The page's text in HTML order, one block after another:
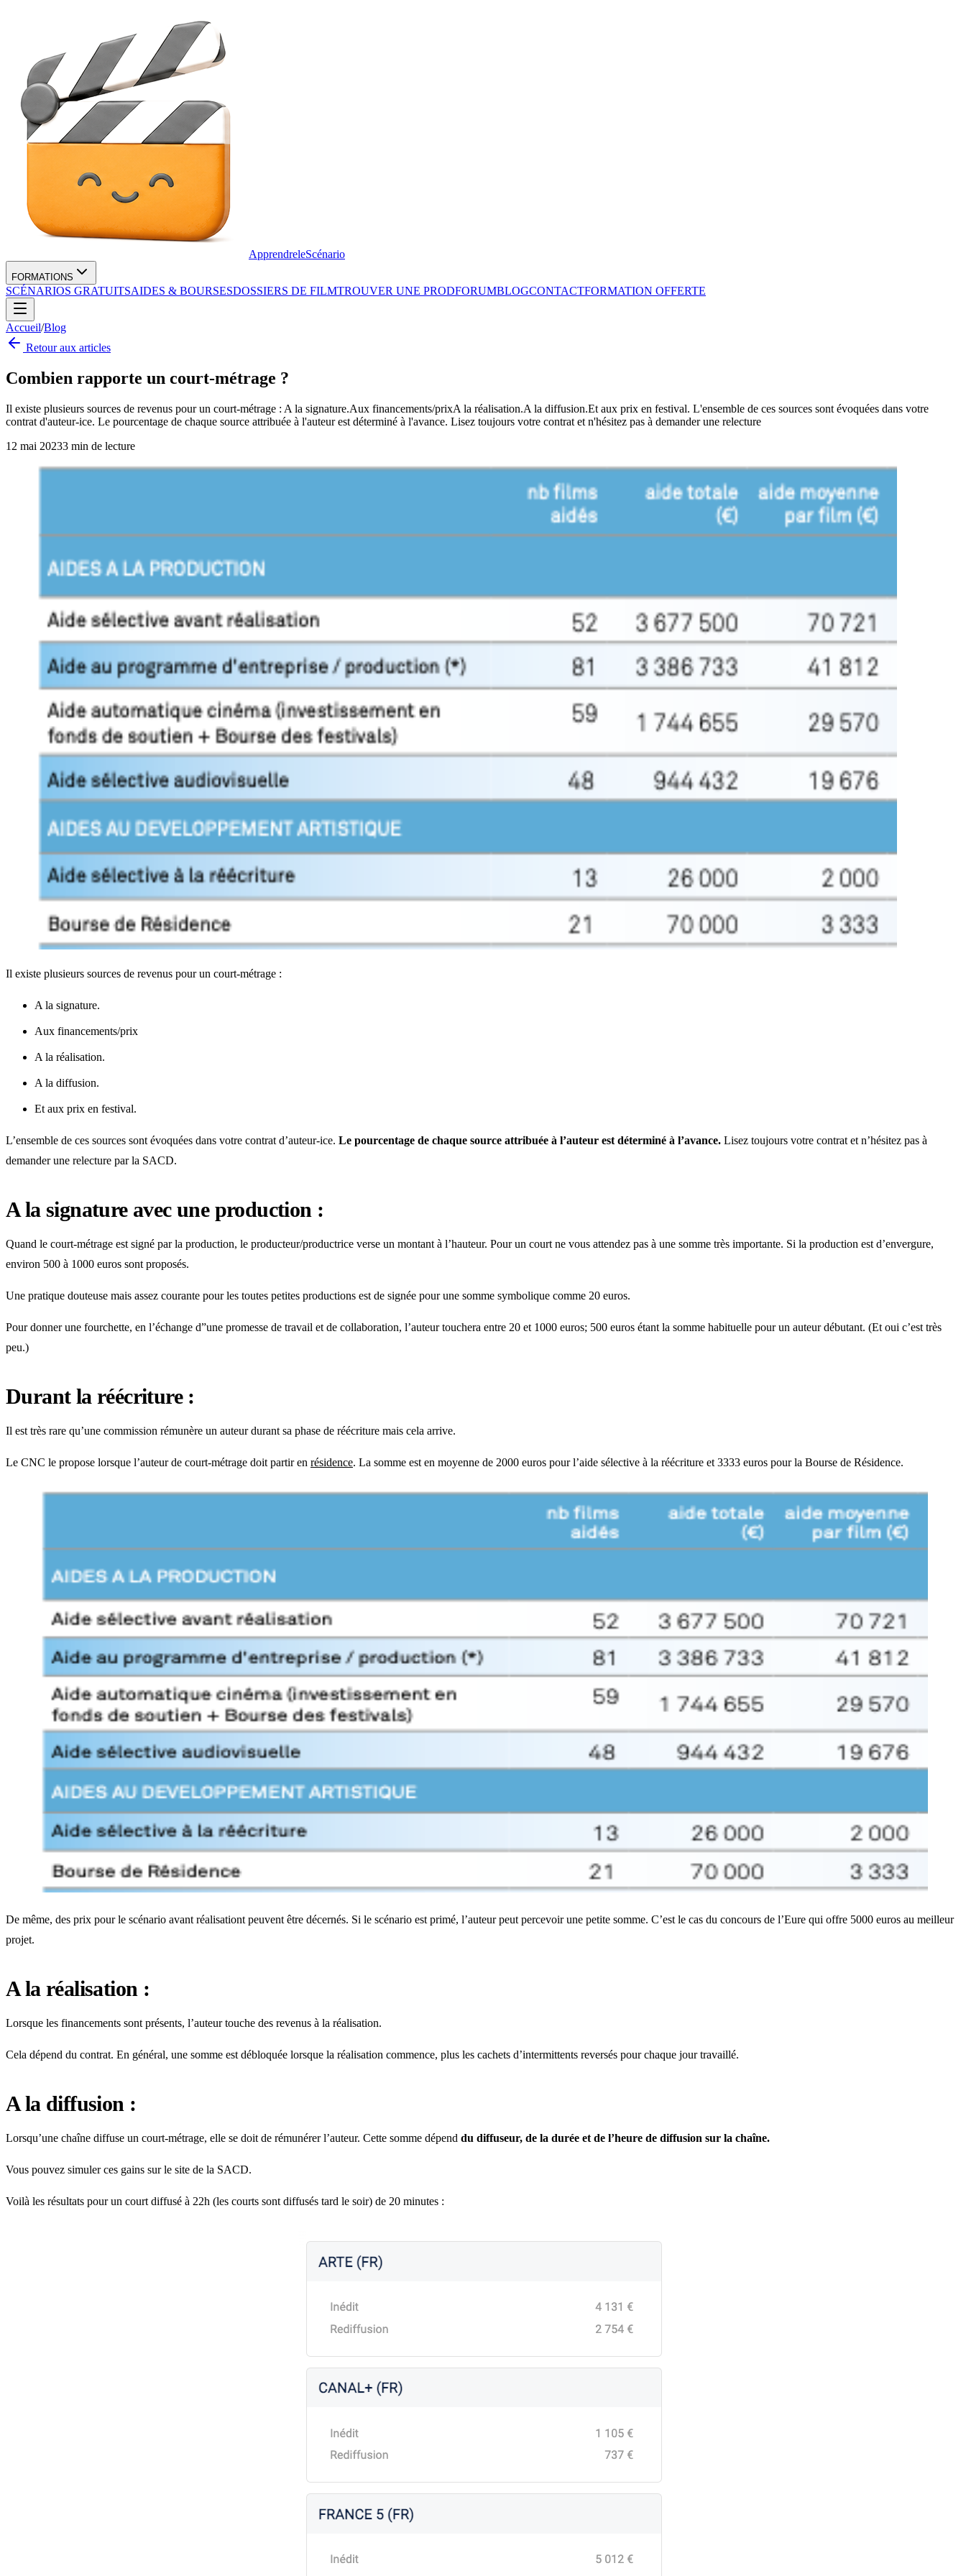
ApprendreleScénario
FORMATIONS
SCÉNARIOS GRATUITSAIDES & BOURSESDOSSIERS DE FILMTROUVER UNE PRODFORUMBLOGCONTACTFORMATION OFFERTE
Accueil/Blog
Retour aux articles
Combien rapporte un court-métrage ?
Il existe plusieurs sources de revenus pour un court-métrage : A la signature.Aux financements/prixA la réalisation.A la diffusion.Et aux prix en festival. L'ensemble de ces sources sont évoquées dans votre
contrat d'auteur-ice. Le pourcentage de chaque source attribuée à l'auteur est déterminé à l'avance. Lisez toujours votre contrat et n'hésitez pas à demander une relecture
12 mai 20233 min de lecture
Il existe plusieurs sources de revenus pour un court-métrage :
A la signature.
Aux financements/prix
A la réalisation.
A la diffusion.
Et aux prix en festival.
L’ensemble de ces sources sont évoquées dans votre contrat d’auteur-ice. Le pourcentage de chaque source attribuée à l’auteur est déterminé à l’avance. Lisez toujours votre contrat et n’hésitez pas à
demander une relecture par la SACD.
A la signature avec une production :
Quand le court-métrage est signé par la production, le producteur/productrice verse un montant à l’hauteur. Pour un court ne vous attendez pas à une somme très importante. Si la production est d’envergure,
environ 500 à 1000 euros sont proposés.
Une pratique douteuse mais assez courante pour les toutes petites productions est de signée pour une somme symbolique comme 20 euros.
Pour donner une fourchette, en l’échange d”une promesse de travail et de collaboration, l’auteur touchera entre 20 et 1000 euros; 500 euros étant la somme habituelle pour un auteur débutant. (Et oui c’est très
peu.)
Durant la réécriture :
Il est très rare qu’une commission rémunère un auteur durant sa phase de réécriture mais cela arrive.
Le CNC le propose lorsque l’auteur de court-métrage doit partir en résidence. La somme est en moyenne de 2000 euros pour l’aide sélective à la réécriture et 3333 euros pour la Bourse de Résidence.
De même, des prix pour le scénario avant réalisationt peuvent être décernés. Si le scénario est primé, l’auteur peut percevoir une petite somme. C’est le cas du concours de l’Eure qui offre 5000 euros au meilleur
projet.
A la réalisation :
Lorsque les financements sont présents, l’auteur touche des revenus à la réalisation.
Cela dépend du contrat. En général, une somme est débloquée lorsque la réalisation commence, plus les cachets d’intermittents reversés pour chaque jour travaillé.
A la diffusion :
Lorsqu’une chaîne diffuse un court-métrage, elle se doit de rémunérer l’auteur. Cette somme dépend du diffuseur, de la durée et de l’heure de diffusion sur la chaîne.
Vous pouvez simuler ces gains sur le site de la SACD.
Voilà les résultats pour un court diffusé à 22h (les courts sont diffusés tard le soir) de 20 minutes :